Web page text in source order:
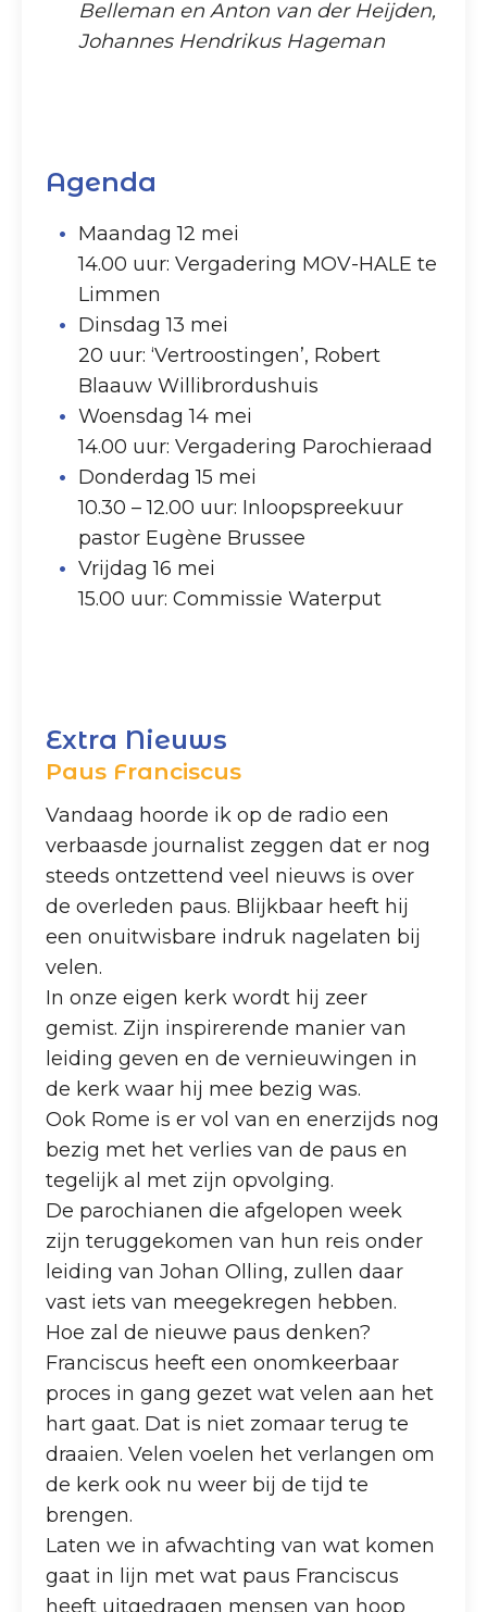
Belleman en Anton van der Heijden,
Johannes Hendrikus Hageman
Agenda
Maandag 12 mei
14.00 uur: Vergadering MOV-HALE te
Limmen
Dinsdag 13 mei
20 uur: ‘Vertroostingen’, Robert
Blaauw Willibrordushuis
Woensdag 14 mei
14.00 uur: Vergadering Parochieraad
Donderdag 15 mei
10.30 – 12.00 uur: Inloopspreekuur
pastor Eugène Brussee
Vrijdag 16 mei
15.00 uur: Commissie Waterput
Extra Nieuws
Paus Franciscus
Vandaag hoorde ik op de radio een
verbaasde journalist zeggen dat er nog
steeds ontzettend veel nieuws is over
de overleden paus. Blijkbaar heeft hij
een onuitwisbare indruk nagelaten bij
velen.
In onze eigen kerk wordt hij zeer
gemist. Zijn inspirerende manier van
leiding geven en de vernieuwingen in
de kerk waar hij mee bezig was.
Ook Rome is er vol van en enerzijds nog
bezig met het verlies van de paus en
tegelijk al met zijn opvolging.
De parochianen die afgelopen week
zijn teruggekomen van hun reis onder
leiding van Johan Olling, zullen daar
vast iets van meegekregen hebben.
Hoe zal de nieuwe paus denken?
Franciscus heeft een onomkeerbaar
proces in gang gezet wat velen aan het
hart gaat. Dat is niet zomaar terug te
draaien. Velen voelen het verlangen om
de kerk ook nu weer bij de tijd te
brengen.
Laten we in afwachting van wat komen
gaat in lijn met wat paus Franciscus
heeft uitgedragen mensen van hoop